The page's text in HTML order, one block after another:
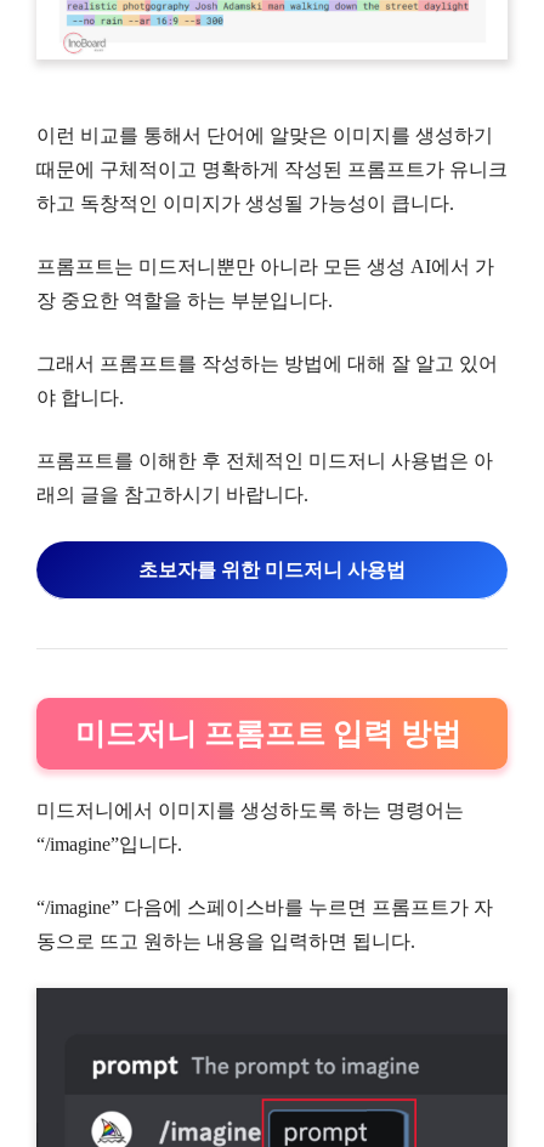
이런 비교를 통해서 단어에 알맞은 이미지를 생성하기
때문에 구체적이고 명확하게 작성된 프롬프트가 유니크
하고 독창적인 이미지가 생성될 가능성이 큽니다.
프롬프트는 미드저니뿐만 아니라 모든 생성 AI에서 가
장 중요한 역할을 하는 부분입니다.
그래서 프롬프트를 작성하는 방법에 대해 잘 알고 있어
야 합니다.
프롬프트를 이해한 후 전체적인 미드저니 사용법은 아
래의 글을 참고하시기 바랍니다.
초보자를 위한 미드저니 사용법
미드저니 프롬프트 입력 방법
미드저니에서 이미지를 생성하도록 하는 명령어는
“/imagine”입니다.
“/imagine” 다음에 스페이스바를 누르면 프롬프트가 자
동으로 뜨고 원하는 내용을 입력하면 됩니다.